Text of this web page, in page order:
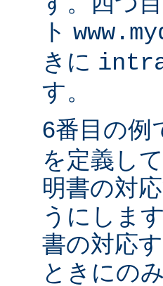
ト
きに
す。
6番目の例
を定義し
明書の対
うにしま
書の対応
ときにの